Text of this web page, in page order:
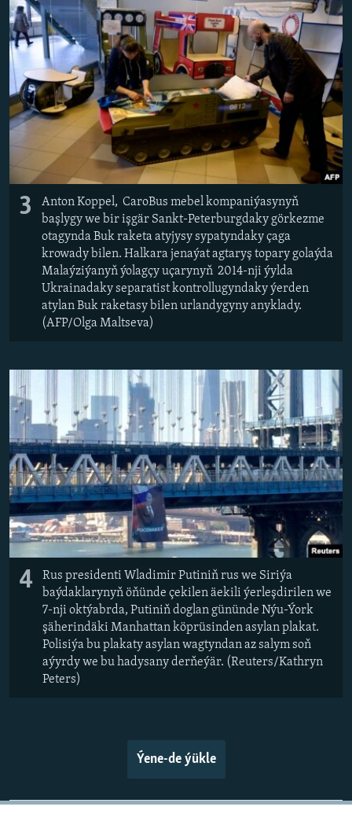
3
Anton Koppel, CaroBus mebel kompaniýasynyň
başlygy we bir işgär Sankt-Peterburgdaky görkezme
otagynda Buk raketa atyjysy sypatyndaky çaga
krowady bilen. Halkara jenaýat agtaryş topary golaýda
Malaýziýanyň ýolagçy uçarynyň 2014-nji ýylda
Ukrainadaky separatist kontrollugyndaky ýerden
atylan Buk raketasy bilen urlandygyny anyklady.
(AFP/Olga Maltseva)
4
Rus presidenti Wladimir Putiniň rus we Siriýa
baýdaklarynyň öňünde çekilen äekili ýerleşdirilen we
7-nji oktýabrda, Putiniň doglan gününde Nýu-Ýork
şäherindäki Manhattan köprüsinden asylan plakat.
Polisiýa bu plakaty asylan wagtyndan az salym soň
aýyrdy we bu hadysany derňeýär. (Reuters/Kathryn
Peters)
Ýene-de ýükle